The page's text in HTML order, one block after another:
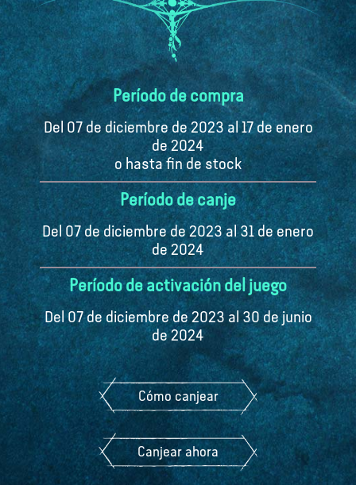
Período de compra
Del 07 de diciembre de 2023 al 17 de enero
de 2024
o hasta fin de stock
Período de canje
Del 07 de diciembre de 2023 al 31 de enero
de 2024
Período de activación del juego
Del 07 de diciembre de 2023 al 30 de junio
de 2024
Cómo canjear
Canjear ahora